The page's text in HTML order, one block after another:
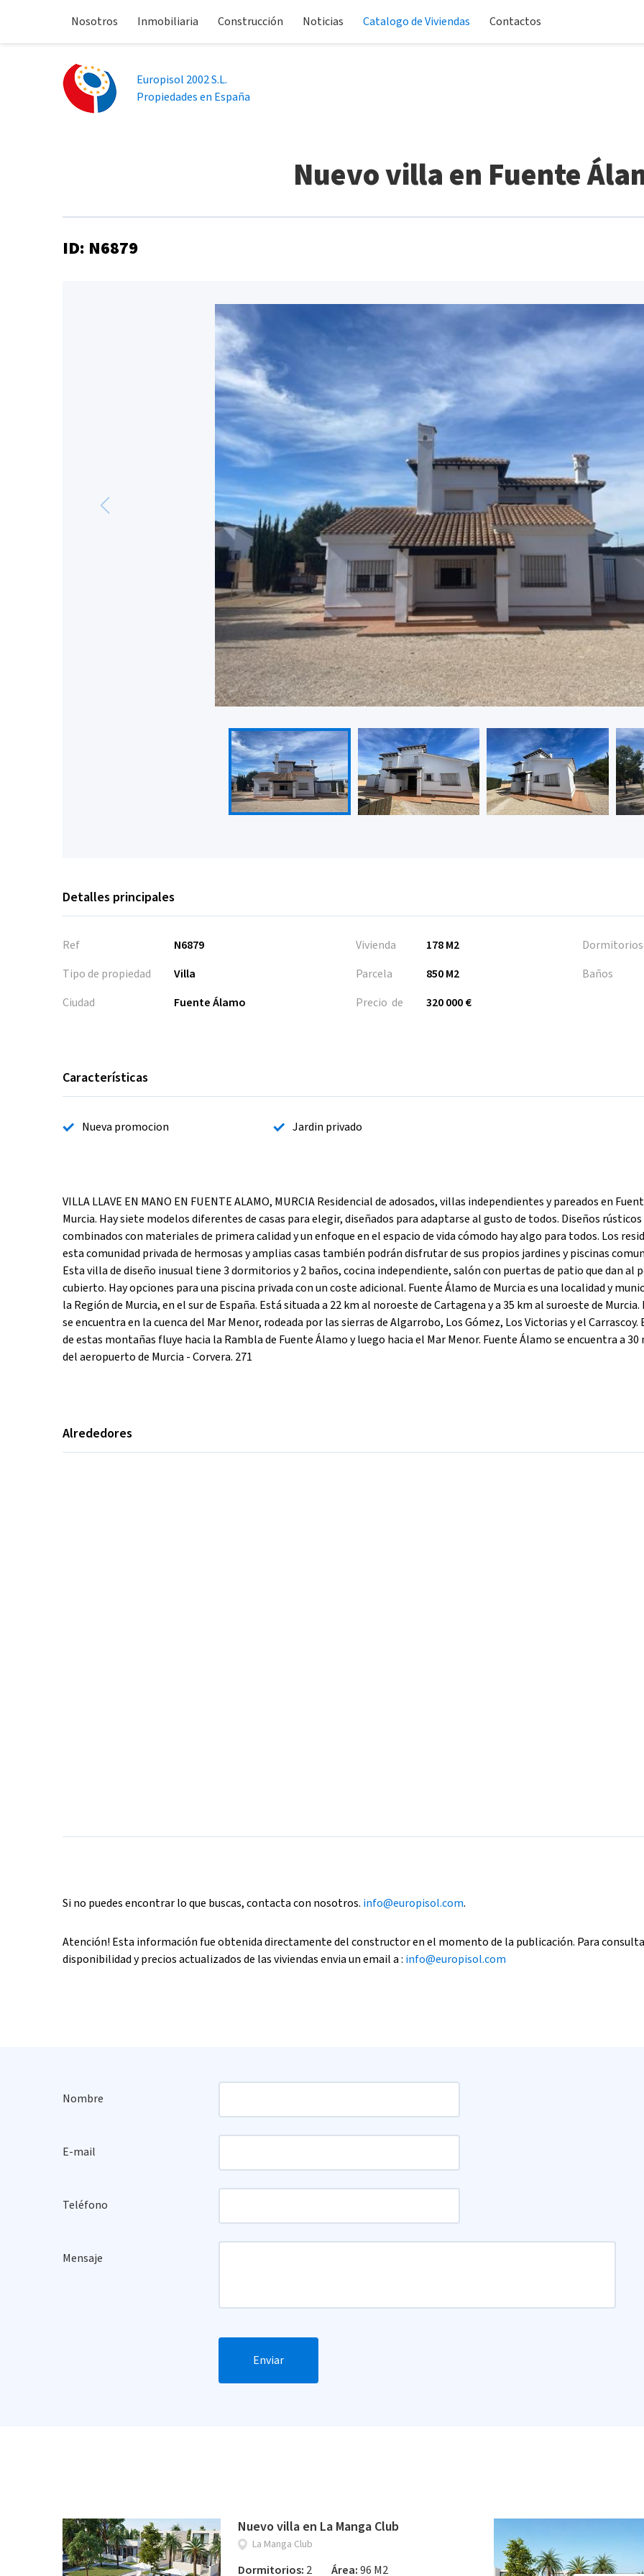
Nosotros Inmobiliaria Construcción Noticias Catalogo de Viviendas Contactos
Europisol 2002 S.L.
Propiedades en España
Nuevo villa en Fuente
ID: N6879
Detalles principales
Ref
N6879
Tipo de propiedad
Villa
Ciudad
Fuente Álamo
Vivienda
178 M2
Parcela
850 M2
Precio de
320 000 €
Dormitorios
Baños
Características
Nueva promocion Jardin privado
VILLA LLAVE EN MANO EN FUENTE ALAMO, MURCIA Residencial de adosados, villas independientes y pareados en
Murcia. Hay siete modelos diferentes de casas para elegir, diseñados para adaptarse al gusto de todos. Diseños rústicos
combinados con materiales de primera calidad y un enfoque en el espacio de vida cómodo hay algo para todos. Los
esta comunidad privada de hermosas y amplias casas también podrán disfrutar de sus propios jardines y piscinas
Esta villa de diseño inusual tiene 3 dormitorios y 2 baños, cocina independiente, salón con puertas de patio que dan al
cubierto. Hay opciones para una piscina privada con un coste adicional. Fuente Álamo de Murcia es una localidad y
la Región de Murcia, en el sur de España. Está situada a 22 km al noroeste de Cartagena y a 35 km al suroeste de Murcia.
se encuentra en la cuenca del Mar Menor, rodeada por las sierras de Algarrobo, Los Gómez, Los Victorias y el Carrascoy.
de estas montañas fluye hacia la Rambla de Fuente Álamo y luego hacia el Mar Menor. Fuente Álamo se encuentra a
del aeropuerto de Murcia - Corvera. 271
Alrededores
Si no puedes encontrar lo que buscas, contacta con nosotros. info@europisol.com.
Atención! Esta información fue obtenida directamente del constructor en el momento de la publicación. Para
disponibilidad y precios actualizados de las viviendas envia un email a : info@europisol.com
Nombre
E-mail
Teléfono
Mensaje
Enviar
Nuevo villa en La Manga Club
La Manga Club
Dormitorios: 2 Área:96 M2